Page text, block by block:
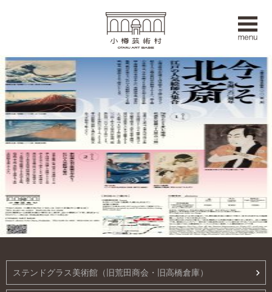
ステンドグラス美術館（旧荒田商会・旧高橋倉庫）